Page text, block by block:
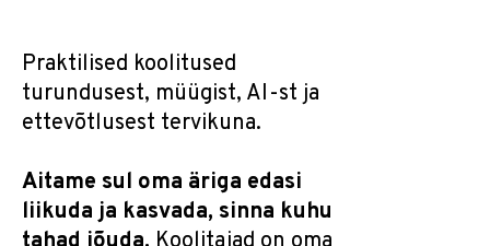
Praktilised koolitused
turundusest, müügist, AI-st ja
ettevõtlusest tervikuna.
Aitame sul oma äriga edasi
liikuda ja kasvada, sinna kuhu